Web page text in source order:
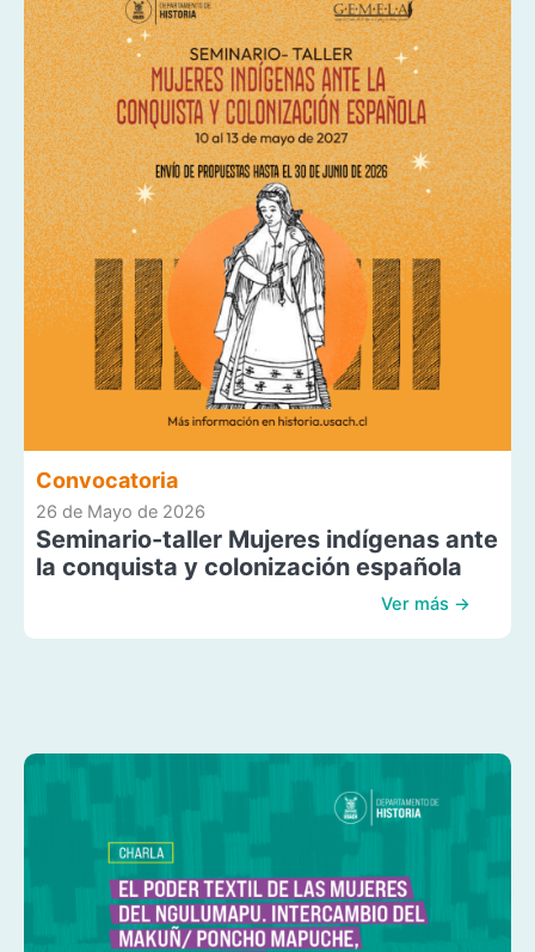
Convocatoria
26 de Mayo de 2026
Seminario-taller Mujeres indígenas ante
la conquista y colonización española
Ver más →